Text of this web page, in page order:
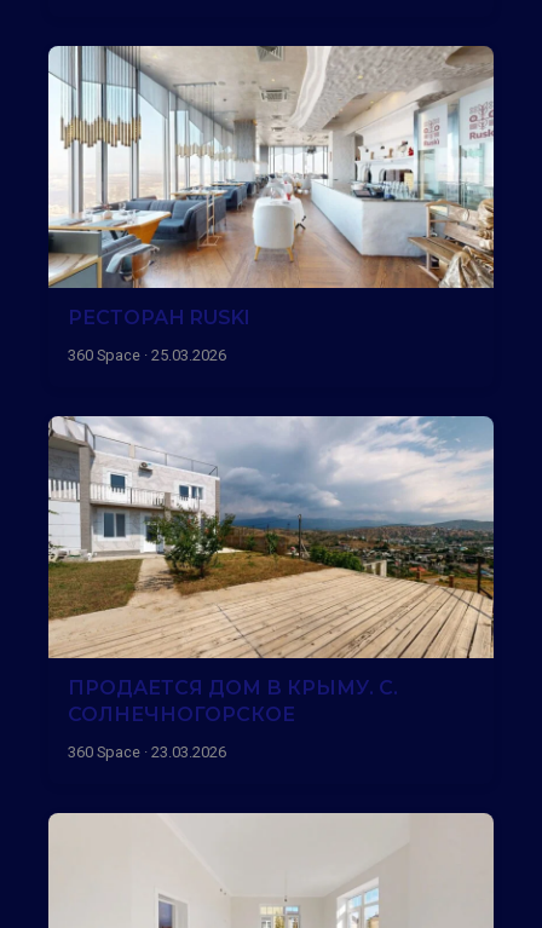
РЕСТОРАН RUSKI
360 Space · 25.03.2026
ПРОДАЕТСЯ ДОМ В КРЫМУ. С.
СОЛНЕЧНОГОРСКОЕ
360 Space · 23.03.2026